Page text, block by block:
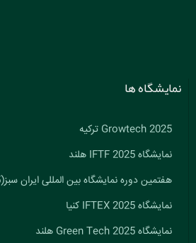
نمایشگاه ها
Growtech 2025 ترکیه
نمایشگاه IFTF 2025 هلند
هفتمین دوره نمایشگاه بین المللی ایران سبز(I.G.T.F.2025)
نمایشگاه IFTEX 2025 کنیا
نمایشگاه Green Tech 2025 هلند